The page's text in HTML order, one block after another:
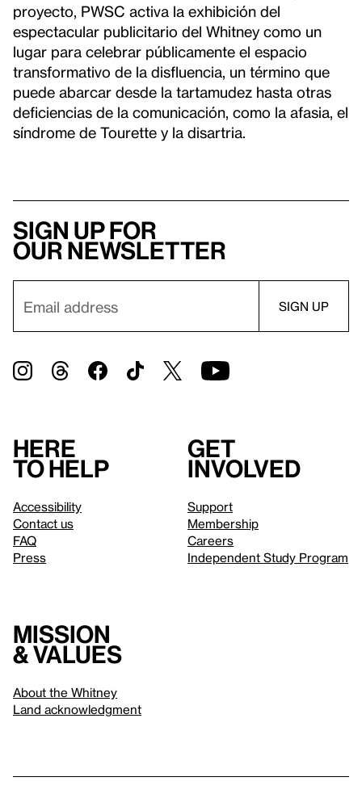
proyecto, PWSC activa la exhibición del
espectacular publicitario del Whitney como un
lugar para celebrar públicamente el espacio
transformativo de la disfluencia, un término que
puede abarcar desde la tartamudez hasta otras
deficiencias de la comunicación, como la afasia, el
síndrome de Tourette y la disartria.
Sign up for
our newsletter
Here
to help
Accessibility
Contact us
FAQ
Press
Get
involved
Support
Membership
Careers
Independent Study Program
Mission
& values
About the Whitney
Land acknowledgment